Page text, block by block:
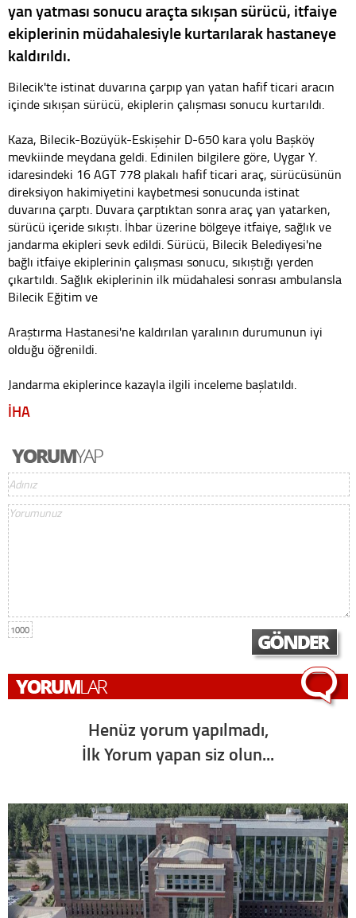
yan yatması sonucu araçta sıkışan sürücü, itfaiye
ekiplerinin müdahalesiyle kurtarılarak hastaneye
kaldırıldı.
Bilecik'te istinat duvarına çarpıp yan yatan hafif ticari aracın
içinde sıkışan sürücü, ekiplerin çalışması sonucu kurtarıldı.
Kaza, Bilecik-Bozüyük-Eskişehir D-650 kara yolu Başköy
mevkiinde meydana geldi. Edinilen bilgilere göre, Uygar Y.
idaresindeki 16 AGT 778 plakalı hafif ticari araç, sürücüsünün
direksiyon hakimiyetini kaybetmesi sonucunda istinat
duvarına çarptı. Duvara çarptıktan sonra araç yan yatarken,
sürücü içeride sıkıştı. İhbar üzerine bölgeye itfaiye, sağlık ve
jandarma ekipleri sevk edildi. Sürücü, Bilecik Belediyesi'ne
bağlı itfaiye ekiplerinin çalışması sonucu, sıkıştığı yerden
çıkartıldı. Sağlık ekiplerinin ilk müdahalesi sonrası ambulansla
Bilecik Eğitim ve
Araştırma Hastanesi'ne kaldırılan yaralının durumunun iyi
olduğu öğrenildi.
Jandarma ekiplerince kazayla ilgili inceleme başlatıldı.
İHA
1000
Henüz yorum yapılmadı,
İlk Yorum yapan siz olun...